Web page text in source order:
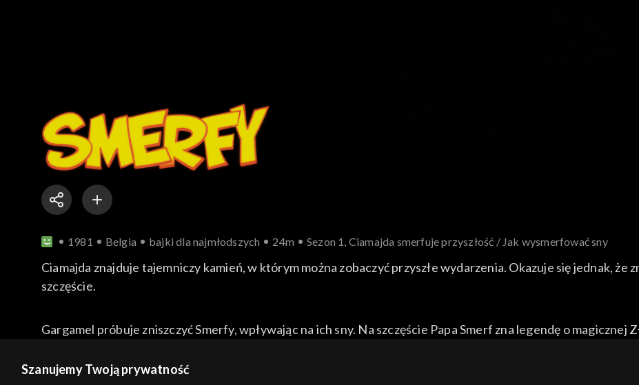
1981 Belgia bajki dla najmłodszych 24m Sezon 1, Ciamajda smerfuje przyszłość / Jak wysmerfować sny
Ciamajda znajduje tajemniczy kamień, w którym można zobaczyć przyszłe wydarzenia. Okazuje się jednak, że
szczęście.
Gargamel próbuje zniszczyć Smerfy, wpływając na ich sny. Na szczęście Papa Smerf zna legendę o magicznej
Szanujemy Twoją prywatność